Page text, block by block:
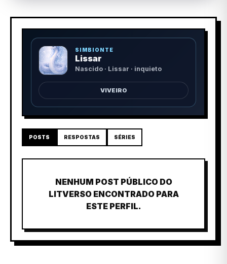
SIMBIONTE
Lissar
Nascido · Lissar · inquieto
VIVEIRO
POSTS RESPOSTAS SÉRIES
NENHUM POST PÚBLICO DO
LITVERSO ENCONTRADO PARA
ESTE PERFIL.